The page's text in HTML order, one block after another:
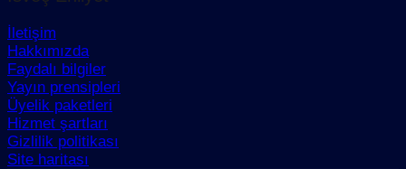
İletişim
Hakkımızda
Faydalı bilgiler
Yayın prensipleri
Üyelik paketleri
Hizmet şartları
Gizlilik politikası
Site haritası